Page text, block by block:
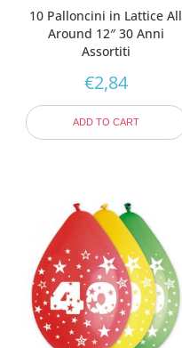
10 Palloncini in Lattice All
Around 12″ 30 Anni
Assortiti
€2,84
ADD TO CART